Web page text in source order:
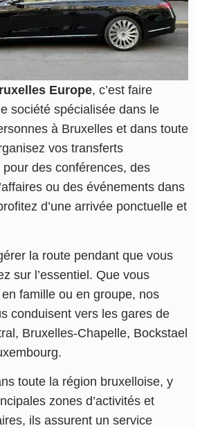
Europe, c’est faire
société spécialisée dans le
à Bruxelles et dans toute
vos transferts
des conférences, des
ou des événements dans
d’une arrivée ponctuelle et
la route pendant que vous
sur l’essentiel. Que vous
famille ou en groupe, nos
conduisent vers les gares de
Bruxelles-Chapelle, Bockstael
toute la région bruxelloise, y
zones d’activités et
ils assurent un service